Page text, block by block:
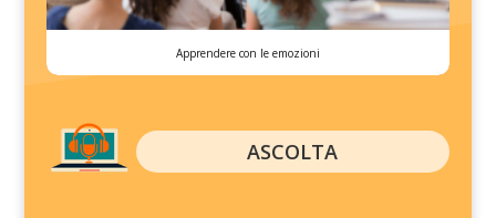
Apprendere con le emozioni
ASCOLTA